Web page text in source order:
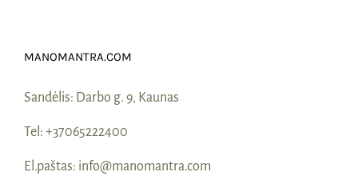
MANOMANTRA.COM
Sandėlis: Darbo g. 9, Kaunas
Tel: +37065222400
El.paštas: info@manomantra.com